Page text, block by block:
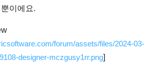
이에요.
forum/assets/files/2024-03-
designer-mczgusy1rr.png]